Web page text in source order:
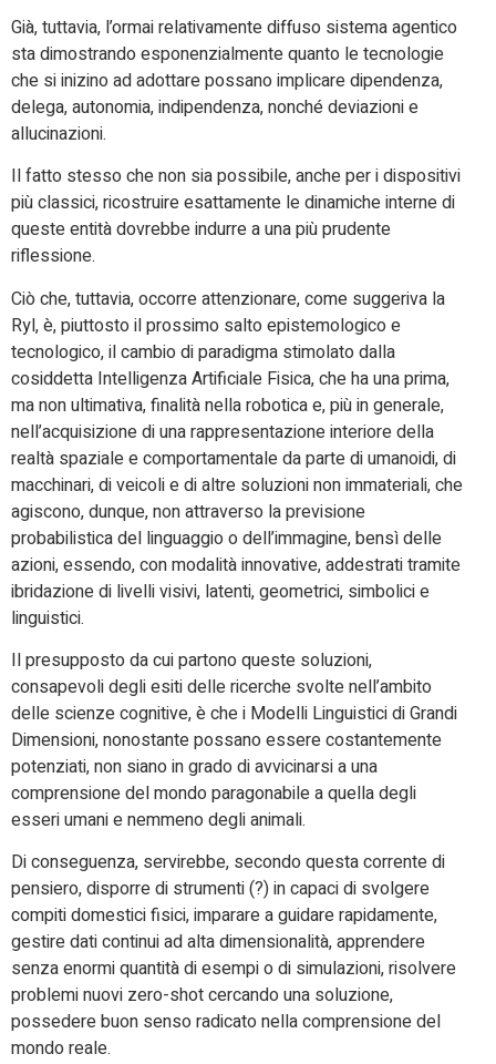
Già, tuttavia, l’ormai relativamente diffuso sistema agentico
sta dimostrando esponenzialmente quanto le tecnologie
che si inizino ad adottare possano implicare dipendenza,
delega, autonomia, indipendenza, nonché deviazioni e
allucinazioni.
Il fatto stesso che non sia possibile, anche per i dispositivi
più classici, ricostruire esattamente le dinamiche interne di
queste entità dovrebbe indurre a una più prudente
riflessione.
Ciò che, tuttavia, occorre attenzionare, come suggeriva la
Ryl, è, piuttosto il prossimo salto epistemologico e
tecnologico, il cambio di paradigma stimolato dalla
cosiddetta Intelligenza Artificiale Fisica, che ha una prima,
ma non ultimativa, finalità nella robotica e, più in generale,
nell’acquisizione di una rappresentazione interiore della
realtà spaziale e comportamentale da parte di umanoidi, di
macchinari, di veicoli e di altre soluzioni non immateriali, che
agiscono, dunque, non attraverso la previsione
probabilistica del linguaggio o dell’immagine, bensì delle
azioni, essendo, con modalità innovative, addestrati tramite
ibridazione di livelli visivi, latenti, geometrici, simbolici e
linguistici.
Il presupposto da cui partono queste soluzioni,
consapevoli degli esiti delle ricerche svolte nell’ambito
delle scienze cognitive, è che i Modelli Linguistici di Grandi
Dimensioni, nonostante possano essere costantemente
potenziati, non siano in grado di avvicinarsi a una
comprensione del mondo paragonabile a quella degli
esseri umani e nemmeno degli animali.
Di conseguenza, servirebbe, secondo questa corrente di
pensiero, disporre di strumenti (?) in capaci di svolgere
compiti domestici fisici, imparare a guidare rapidamente,
gestire dati continui ad alta dimensionalità, apprendere
senza enormi quantità di esempi o di simulazioni, risolvere
problemi nuovi zero-shot cercando una soluzione,
possedere buon senso radicato nella comprensione del
mondo reale.